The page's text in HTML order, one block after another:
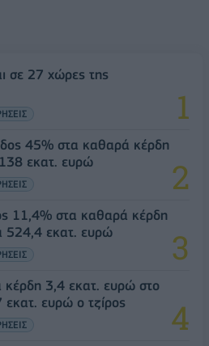
σε 27 χώρες της
45% στα καθαρά κέρδη
εκατ. ευρώ
11,4% στα καθαρά κέρδη
524,4 εκατ. ευρώ
3,4 εκατ. ευρώ στο
ευρώ ο τζίρος